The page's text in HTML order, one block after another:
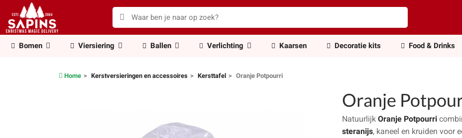
Bomen Viersiering Ballen Verlichting Kaarsen Decoratie kits Food & Drinks
Home Kerstversieringen en accessoires Kersttafel Oranje Potpourri
Oranje
Natuurlijk Oranje Potpourri
steranijs, kaneel en kruiden voor